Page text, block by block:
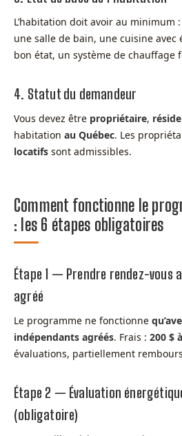
L’habitation doit avoir au minimum
une salle de bain, une cuisine avec
bon état, un système de chauffage
4. Statut du demandeur
Vous devez être propriétaire,
habitation au Québec. Les
locatifs sont admissibles.
Comment fonctionne le
: les 6 étapes obligatoires
Étape 1 — Prendre rendez-vous
agréé
Le programme ne fonctionne
indépendants agréés. Frais : 200 $
évaluations, partiellement
Étape 2 — Évaluation
(obligatoire)